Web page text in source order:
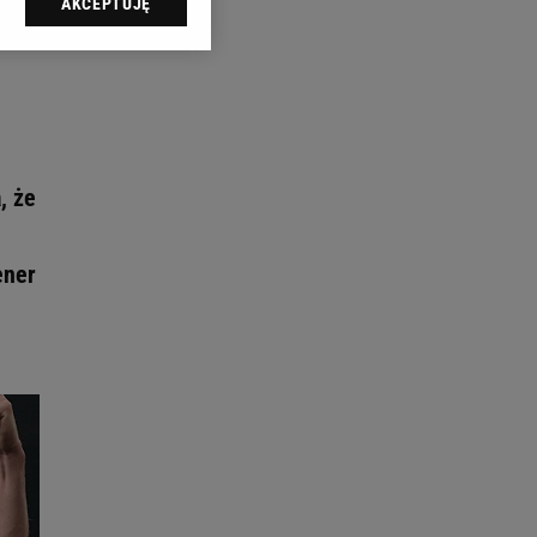
że
sp. z o.o., jej
swoje preferencje
danych poprzez
Zmiana ustawień
celów identyfikacji.
reklam i treści,